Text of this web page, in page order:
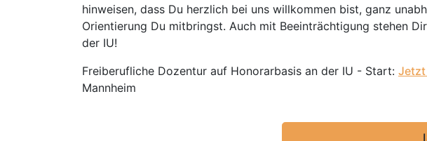
hinweisen, dass Du herzlich bei uns willkommen bist, ganz
Orientierung Du mitbringst. Auch mit Beeinträchtigung stehen
der IU!
Freiberufliche Dozentur auf Honorarbasis an der IU - Start: Jetzt
Mannheim